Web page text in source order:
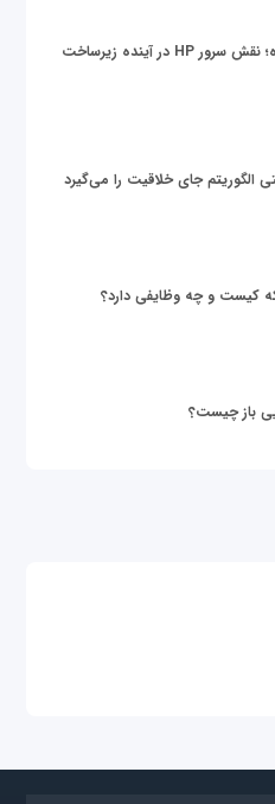
زیر پوست دنیای داده؛ نقش سرور HP در آینده زیرساخت
الگوریتم جای خلاقیت را می‌گیرد
کیست و چه وظایفی دارد؟
باز چیست؟